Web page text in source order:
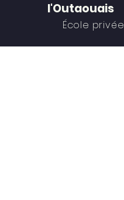
l'Outaouais
École privée